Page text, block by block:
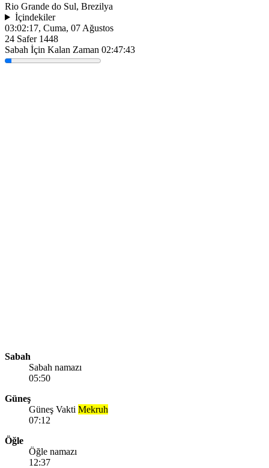
Rio Grande do Sul, Brezilya
İçindekiler
03:02:17, Cuma, 07 Ağustos
24 Safer 1448
Sabah İçin Kalan Zaman 02:47:43
Sabah
Sabah namazı
05:50
Güneş
Güneş Vakti Mekruh
07:12
Öğle
Öğle namazı
12:37